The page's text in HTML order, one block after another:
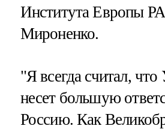
Института Европы
Мироненко.
"Я всегда считал, что
несет большую
Россию. Как